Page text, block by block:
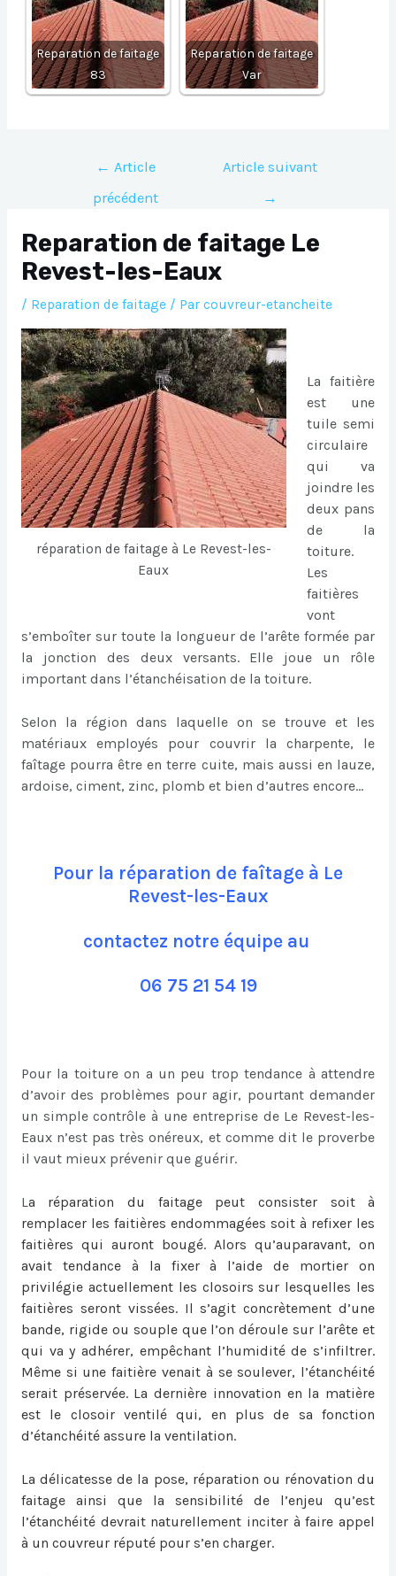
Reparation de faitage
83
Reparation de faitage
Var
Navigation
l’article
← Article
précédent
Article suivant
→
Reparation de faitage Le
Revest-les-Eaux
/ Reparation de faitage/ Par couvreur-etancheite
réparation de faitage à Le Revest-les-
Eaux
La faitière
est une
tuile semi
circulaire
qui va
joindre les
deux pans
de la
toiture.
Les
faitières
vont
s’emboîter sur toute la longueur de l’arête formée par
la jonction des deux versants. Elle joue un rôle
important dans l’étanchéisation de la toiture.
Selon la région dans laquelle on se trouve et les
matériaux employés pour couvrir la charpente, le
faîtage pourra être en terre cuite, mais aussi en lauze,
ardoise, ciment, zinc, plomb et bien d’autres encore…
Pour la réparation de faîtage à Le
Revest-les-Eaux
contactez notre équipe au
06 75 21 54 19
Pour la toiture on a un peu trop tendance à attendre
d’avoir des problèmes pour agir, pourtant demander
un simple contrôle à une entreprise de Le Revest-les-
Eaux n’est pas très onéreux, et comme dit le proverbe
il vaut mieux prévenir que guérir.
L a réparation du faitage peut consister soit à
remplacer les faitières endommagées soit à refixer les
faitières qui auront bougé. Alors qu’auparavant, on
avait tendance à la fixer à l’aide de mortier on
privilégie actuellement les closoirs sur lesquelles les
faitières seront vissées. Il s’agit concrètement d’une
bande, rigide ou souple que l’on déroule sur l’arête et
qui va y adhérer, empêchant l’humidité de s’infiltrer.
Même si une faitière venait à se soulever, l’étanchéité
serait préservée. La dernière innovation en la matière
est le closoir ventilé qui, en plus de sa fonction
d’étanchéité assure la ventilation.
La délicatesse de la pose, réparation ou rénovation du
faitage ainsi que la sensibilité de l’enjeu qu’est
l’étanchéité devrait naturellement inciter à faire appel
à un couvreur réputé pour s’en charger.